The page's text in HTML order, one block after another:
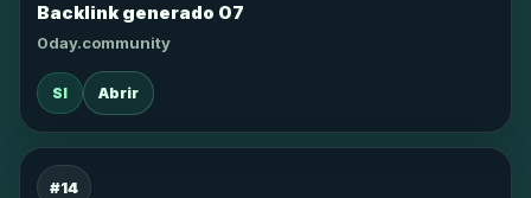
Backlink generado 07
0day.community
SI Abrir
#14